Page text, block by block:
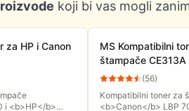
koji bi vas mogli
za HP i Canon
i <b>HP</b>
MS Kompatibilni
štampače CE313A
(56)
Kompatibilni toner za
<b>Canon</b> LBP